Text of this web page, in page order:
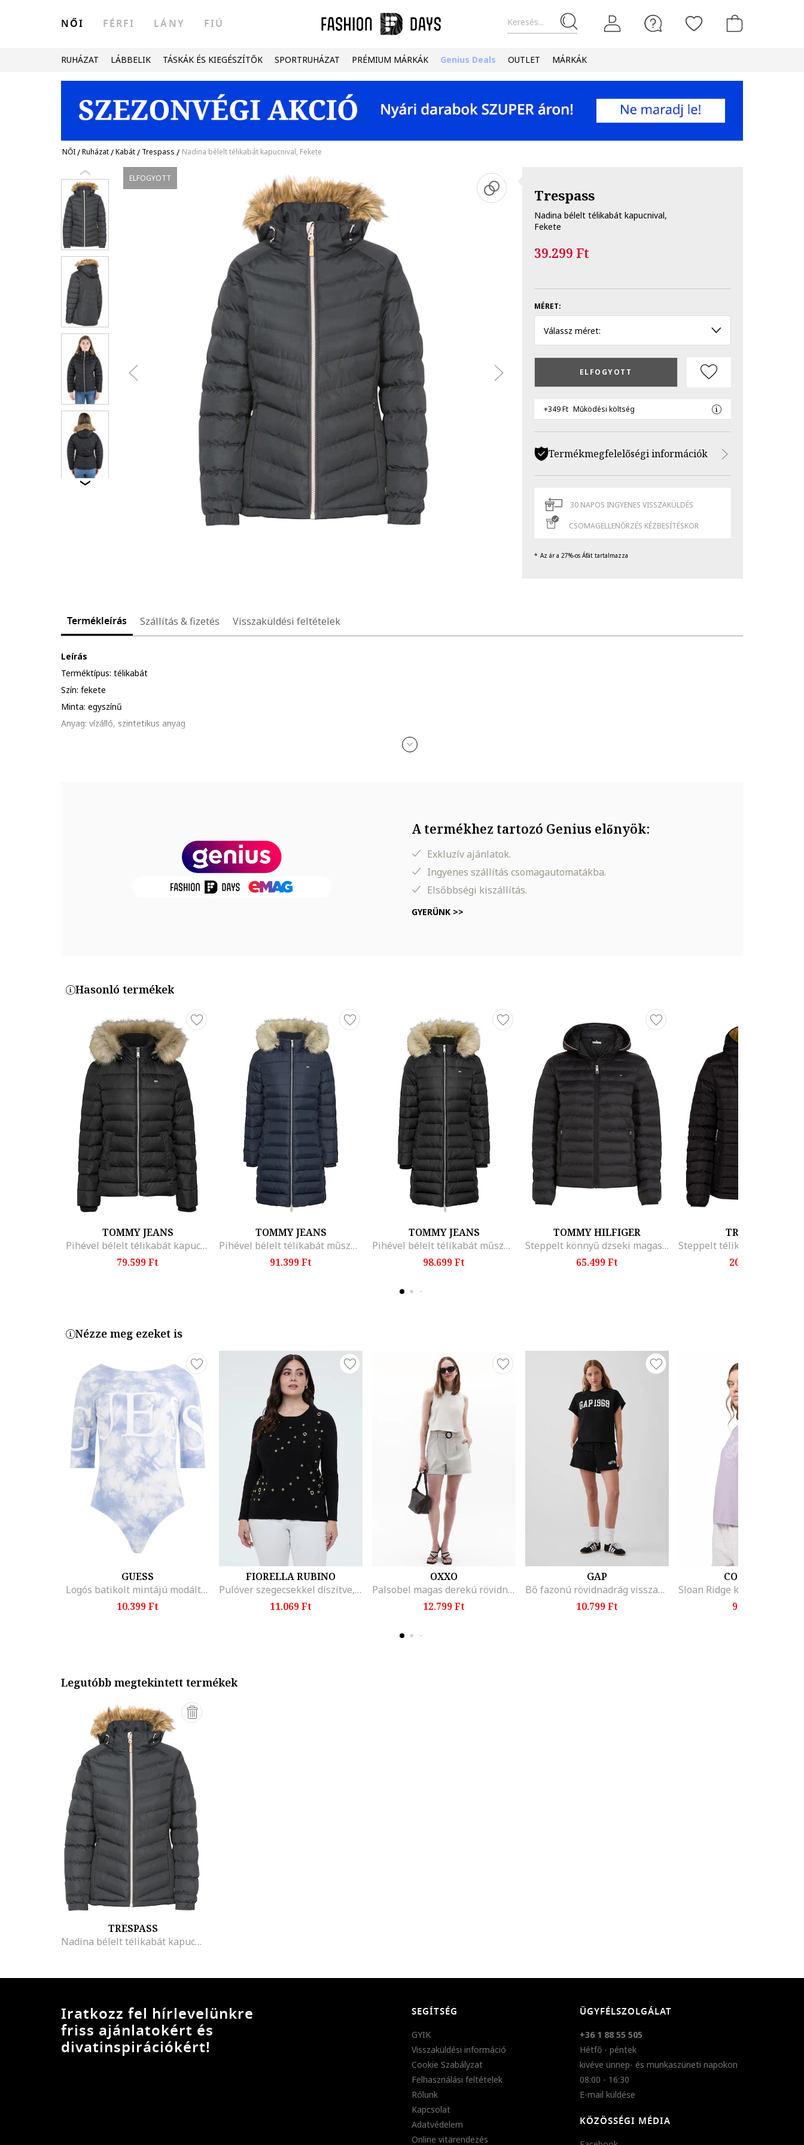
Keresés...
NŐI FÉRFI LÁNY FIÚ
RUHÁZAT LÁBBELIK TÁSKÁK ÉS KIEGÉSZÍTŐK SPORTRUHÁZAT PRÉMIUM MÁRKÁK Genius Deals OUTLET MÁRKÁK
NŐI/Ruházat/Kabát/ Trespass / Nadina bélelt télikabát kapucnival, Fekete
ELFOGYOTT
Trespass
Nadina bélelt télikabát kapucnival,
Fekete
39.299 Ft
MÉRET:
Válassz méret:
ELFOGYOTT
+349 Ft Működési költség
Termékmegfelelőségi információk
30 NAPOS INGYENES VISSZAKÜLDÉS
CSOMAGELLENŐRZÉS KÉZBESÍTÉSKOR
Az ár a 27%-os Áfát tartalmazza
Termékleírás Szállítás & fizetés Visszaküldési feltételek
Leírás
Terméktípus: télikabát
Szín: fekete
Minta: egyszínű
Anyag: vízálló, szintetikus anyag
Részletek: szélálló, belső viharcsappantyú, húzózsinóros alsó szegély, vízállóság: 2000 mm, állítható kapucni szőrmeszegéllyel
Külső anyag: 100% poliészter tpu membránnal
FAJKCAN20002-BLACK
A termékhez tartozó Genius előnyök:
Exkluzív ajánlatok.
Ingyenes szállítás csomagautomatákba.
Elsőbbségi kiszállítás.
GYERÜNK >>
Hasonló termékek
TOMMY JEANS
Pihével bélelt télikabát kapucnival, Fekete
79.599 Ft
TOMMY JEANS
Pihével bélelt télikabát műszőrme szegélyes kapucnival, Sötétkék/Bézs
91.399 Ft
TOMMY JEANS
Pihével bélelt télikabát műszőrme szegélyes kapucnival, Fekete
98.699 Ft
TOMMY HILFIGER
Steppelt könnyű dzseki magas gallérral, Fekete
65.499 Ft
TRESPASS
20.899 Ft
Nézze meg ezeket is
GUESS
Logós batikolt mintájú modáltartalmú body
10.399 Ft
FIORELLA RUBINO
Pulóver szegecsekkel díszítve, Fekete
11.069 Ft
OXXO
Palsobel magas derekú rövidnadrág, Világosszürke
12.799 Ft
GAP
Bő fazonú rövidnadrág visszahajtott szárvégekkel, Fekete,
10.799 Ft
COLUMBIA
9.999 Ft
Legutóbb megtekintett termékek
TRESPASS
Nadina bélelt télikabát kapucnival, Fekete
Iratkozz fel hírlevelünkre
friss ajánlatokért és
divatinspirációkért!
SEGÍTSÉG
GYIK
Visszaküldési információ
Cookie Szabályzat
Felhasználási feltételek
Rólunk
Kapcsolat
Adatvédelem
Online vitarendezés
ÜGYFÉLSZOLGÁLAT
+36 1 88 55 505
Hétfő - péntek
kivéve ünnep- és munkaszüneti napokon
08:00 - 16:30
E-mail küldése
KÖZÖSSÉGI MÉDIA